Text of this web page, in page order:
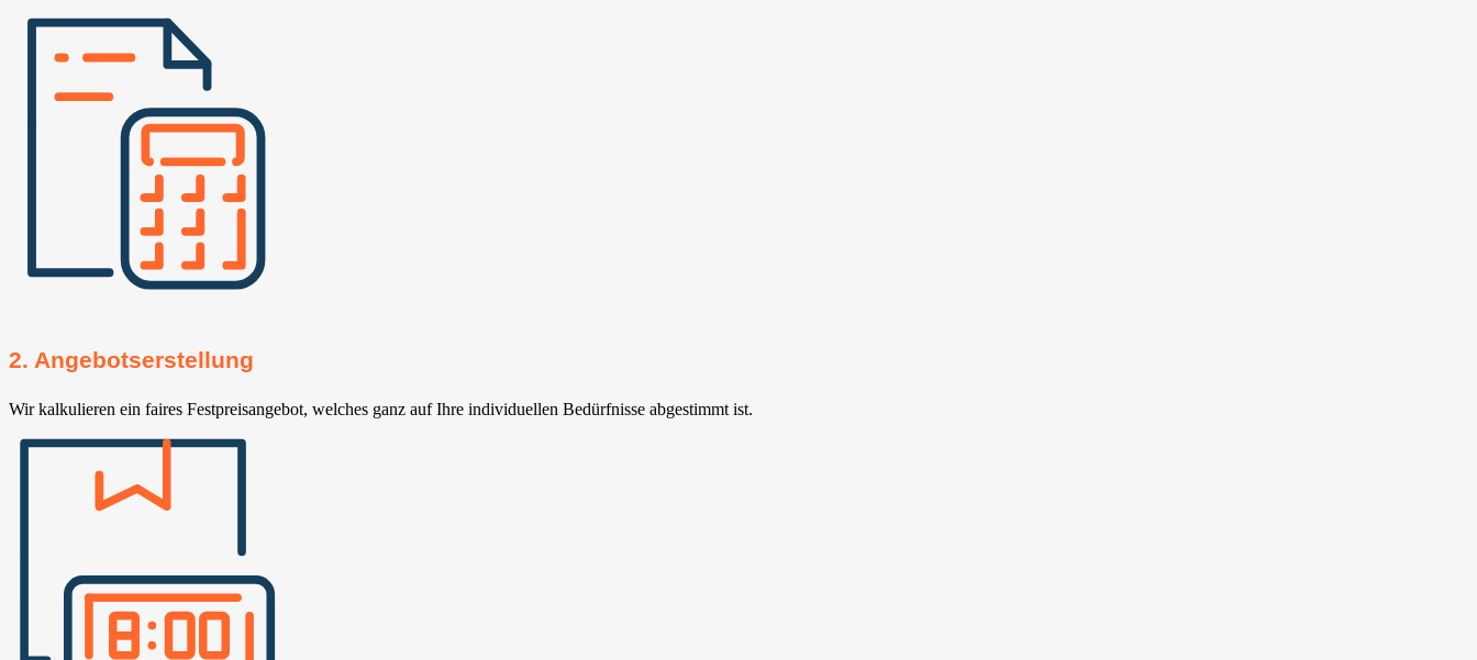
2. Angebotserstellung
Wir kalkulieren ein faires Festpreisangebot, welches ganz auf Ihre individuellen Bedürfnisse abgestimmt ist.